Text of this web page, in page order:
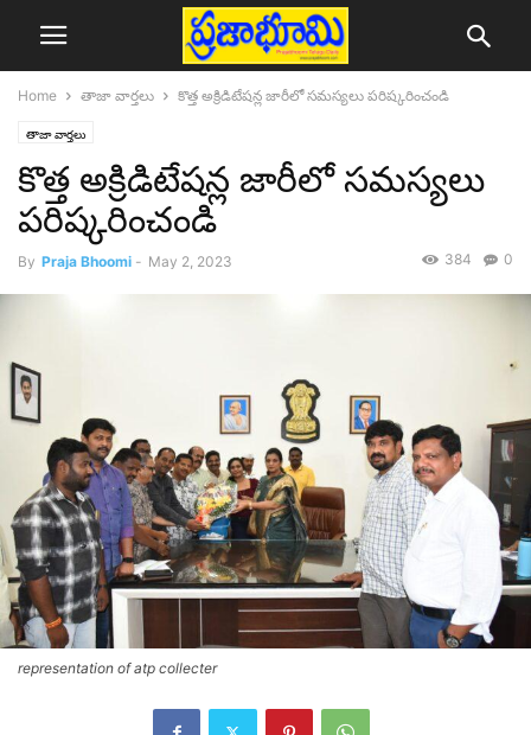
Home తాజా వార్తలు కొత్త అక్రిడిటేషన్ల జారీలో సమస్యలు పరిష్కరించండి
తాజా వార్తలు
కొత్త అక్రిడిటేషన్ల జారీలో సమస్యలు
పరిష్కరించండి
By Praja Bhoomi - May 2, 2023 0
384
representation of atp collecter